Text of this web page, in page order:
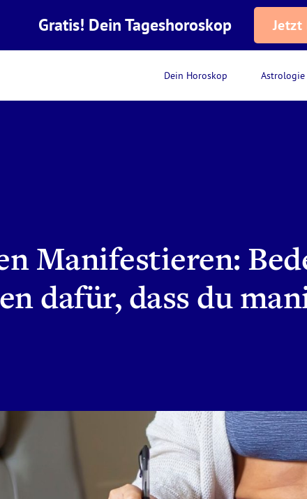
Dein Horoskop Astrologie
Gratis! Dein Tageshoroskop Jetzt
Manifestieren:
dafür, dass du